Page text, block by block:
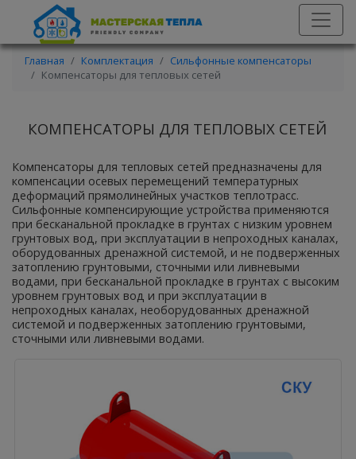
Главная Комплектация
Сильфонные компенсаторы
Компенсаторы для тепловых сетей
КОМПЕНСАТОРЫ ДЛЯ ТЕПЛОВЫХ СЕТЕЙ
Компенсаторы для тепловых сетей предназначены для
компенсации осевых перемещений температурных
деформаций прямолинейных участков теплотрасс.
Сильфонные компенсирующие устройства применяются
при бесканальной прокладке в грунтах с низким уровнем
грунтовых вод, при эксплуатации в непроходных каналах,
оборудованных дренажной системой, и не подверженных
затоплению грунтовыми, сточными или ливневыми
водами, при бесканальной прокладке в грунтах с высоким
уровнем грунтовых вод и при эксплуатации в
непроходных каналах, необорудованных дренажной
системой и подверженных затоплению грунтовыми,
сточными или ливневыми водами.